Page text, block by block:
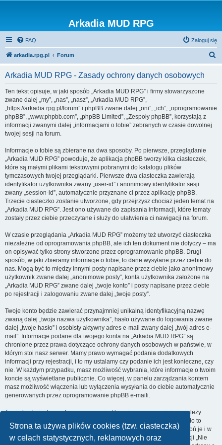
Strona ta używa plików cookies (tzw. ciasteczka)
w celach statystycznych, reklamowych oraz
Arkadia MUD RPG
FAQ Zaloguj się
arkadia.rpg.pl Forum
Arkadia MUD RPG - Zasady ochrony danych osobowych
Ten tekst opisuje, w jaki sposób „Arkadia MUD RPG” i firmy stowarzyszone
zwane dalej „my”, „nas”, „nasz”, „Arkadia MUD RPG”,
„https://arkadia.rpg.pl/forum” i phpBB zwane dalej „oni”, „ich”, „oprogramowanie
phpBB”, „www.phpbb.com”, „phpBB Limited”, „Zespoły phpBB”, korzystają z
informacji zwanymi dalej „informacjami o tobie” zebranych w czasie dowolnej
twojej sesji na forum.
Informacje o tobie są zbierane na dwa sposoby. Po pierwsze, przeglądanie
„Arkadia MUD RPG” powoduje, że aplikacja phpBB tworzy kilka ciasteczek,
które są małymi plikami tekstowymi pobranymi do katalogu plików
tymczasowych twojej przeglądarki. Pierwsze dwa ciasteczka zawierają
identyfikator użytkownika zwany „user-id” i anonimowy identyfikator sesji
zwany „session-id”, automatycznie przyznane ci przez aplikację phpBB.
Trzecie ciasteczko zostanie utworzone, gdy przejrzysz chociaż jeden temat na
„Arkadia MUD RPG”. Jest ono używane do zapisania informacji, które tematy
zostały przez ciebie przeczytane i służy do ułatwienia ci nawigacji na forum.
W czasie przeglądania „Arkadia MUD RPG” możemy też utworzyć ciasteczka
niezależne od oprogramowania phpBB, ale ich ten dokument nie dotyczy – ma
on opisywać tylko strony stworzone przez oprogramowanie phpBB. Drugi
sposób, w jaki zbieramy informacje o tobie, to dane wysyłane przez ciebie do
nas. Mogą być to między innymi posty napisane przez ciebie jako anonimowy
użytkownik zwane dalej „anonimowe posty”, konta użytkownika założone na
„Arkadia MUD RPG” zwane dalej „twoje konto” i posty napisane przez ciebie
po rejestracji i zalogowaniu zwane dalej „twoje posty”.
Twoje konto będzie zawierać przynajmniej unikalną identyfikacyjną nazwę
zwaną dalej „twoja nazwa użytkownika”, hasło używane do logowania zwane
dalej „twoje hasło” i osobisty aktywny adres e-mail zwany dalej „twój adres e-
mail”. Informacje podane dla twojego konta na „Arkadia MUD RPG” są
chronione przez prawa dotyczące ochrony danych osobowych w państwie, w
którym stoi nasz serwer. Mamy prawo wymagać podania dodatkowych
informacji przy rejestracji, i to my ustalamy czy podanie ich jest konieczne, czy
nie. W każdym przypadku, masz możliwość wybrania, które informacje o twoim
koncie są wyświetlane publicznie. Co więcej, w panelu zarządzania kontem
masz możliwość włączenia lub wyłączenia wysyłania do ciebie automatycznie
generowanych przez oprogramowanie phpBB e-maili.
Twoje hasło jest zaszyfrowane, więc jest bezpieczne, niemniej nie należy
używać tego samego hasła na różnych witrynach internetowych. Hasło to
umożliwia dostęp do twojego konta na „Arkadia MUD RPG”, więc chroń je i w
żadnym wypadku nie podawajnikomu . Jeśli je zapomnisz, użyj funkcji „Nie